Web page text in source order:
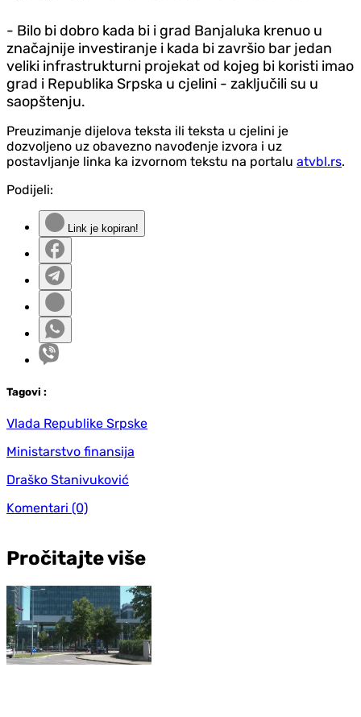
- Bilo bi dobro kada bi i grad Banjaluka krenuo u
značajnije investiranje i kada bi završio bar jedan
veliki infrastrukturni projekat od kojeg bi koristi imao
grad i Republika Srpska u cjelini - zaključili su u
saopštenju.
Preuzimanje dijelova teksta ili teksta u cjelini je
dozvoljeno uz obavezno navođenje izvora i uz
postavljanje linka ka izvornom tekstu na portalu atvbl.rs.
Podijeli:
Link je kopiran!
Tagovi :
Vlada Republike Srpske
Ministarstvo finansija
Draško Stanivuković
Komentari (0)
Pročitajte više